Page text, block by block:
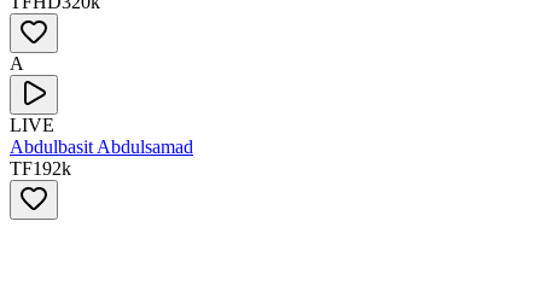
A
LIVE
Abdulbasit Abdulsamad
TF192k